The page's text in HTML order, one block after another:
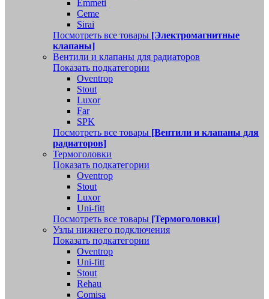
Emmeti
Ceme
Sirai
Посмотреть все товары [Электромагнитные
клапаны]
Вентили и клапаны для радиаторов
Показать подкатегории
Oventrop
Stout
Luxor
Far
SPK
Посмотреть все товары [Вентили и клапаны для
радиаторов]
Термоголовки
Показать подкатегории
Oventrop
Stout
Luxor
Uni-fitt
Посмотреть все товары [Термоголовки]
Узлы нижнего подключения
Показать подкатегории
Oventrop
Uni-fitt
Stout
Rehau
Comisa